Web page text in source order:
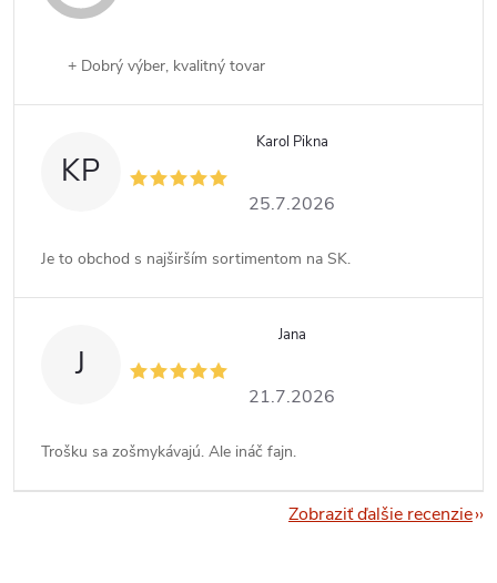
+ Dobrý výber, kvalitný tovar
KP
Karol Pikna
25.7.2026
Je to obchod s najširším sortimentom na SK.
J
Jana
21.7.2026
Trošku sa zošmykávajú. Ale ináč fajn.
Zobraziť ďalšie recenzie